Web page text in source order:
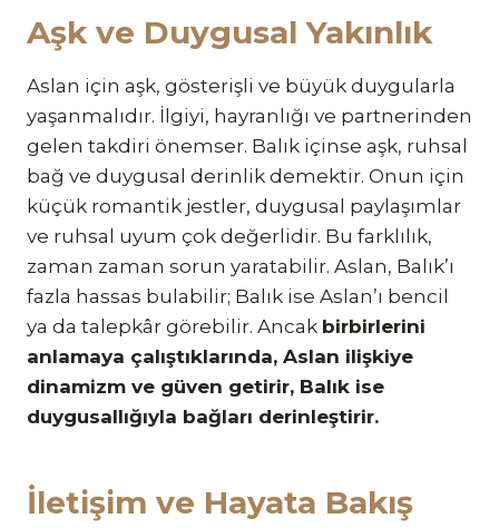
Aşk ve Duygusal Yakınlık
Aslan için aşk, gösterişli ve büyük duygularla
yaşanmalıdır. İlgiyi, hayranlığı ve partnerinden
gelen takdiri önemser. Balık içinse aşk, ruhsal
bağ ve duygusal derinlik demektir. Onun için
küçük romantik jestler, duygusal paylaşımlar
ve ruhsal uyum çok değerlidir. Bu farklılık,
zaman zaman sorun yaratabilir. Aslan, Balık’ı
fazla hassas bulabilir; Balık ise Aslan’ı bencil
ya da talepkâr görebilir. Ancak birbirlerini
anlamaya çalıştıklarında, Aslan ilişkiye
dinamizm ve güven getirir, Balık ise
duygusallığıyla bağları derinleştirir.
İletişim ve Hayata Bakış